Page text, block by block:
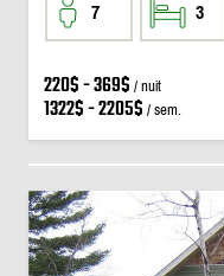
7 3
220$ - 369$ / nuit
1322$ - 2205$ / sem.